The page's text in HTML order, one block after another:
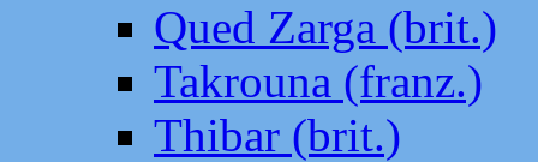
Qued Zarga (brit.)
Takrouna (franz.)
Thibar (brit.)